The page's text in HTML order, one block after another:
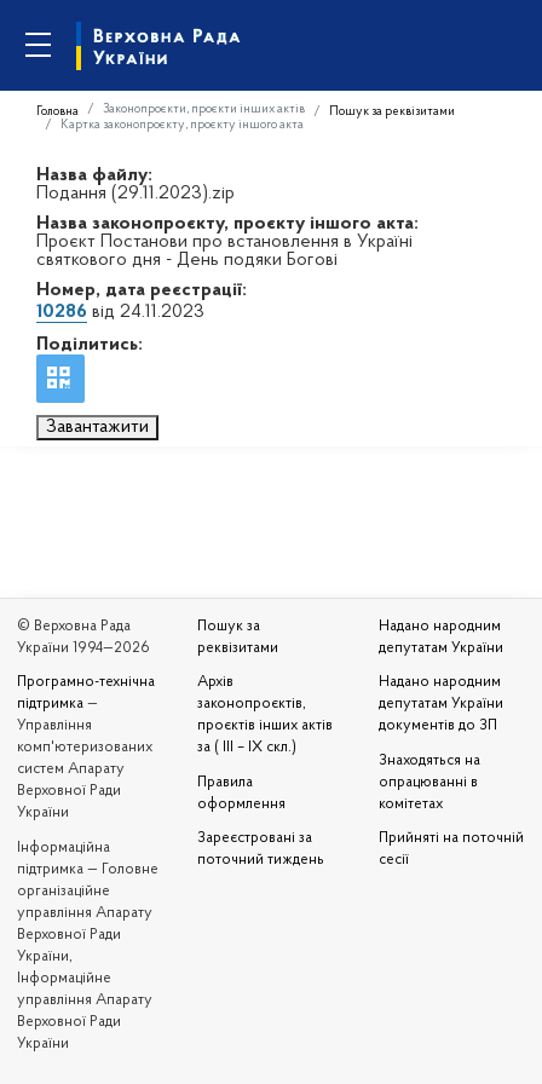
Головна Законопроєкти, проєкти інших актів
Пошук за реквізитами
Картка законопроєкту, проєкту іншого акта
Назва файлу:
Подання (29.11.2023).zip
Назва законопроєкту, проєкту іншого акта:
Проєкт Постанови про встановлення в Україні
святкового дня - День подяки Богові
Номер, дата реєстрації:
10286 від 24.11.2023
Поділитись:
Завантажити
© Верховна Рада
України 1994—2026
Програмно-технічна
підтримка —
Управління
комп'ютеризованих
систем Апарату
Верховної Ради
України
Iнформаційна
підтримка — Головне
організаційне
управління Апарату
Верховної Ради
України,
Інформаційне
управління Апарату
Верховної Ради
України
Пошук за
реквізитами
Архів
законопроєктів,
проєктів інших актів
за ( III – IX скл.)
Правила
оформлення
Зареєстровані за
поточний тиждень
Надано народним
депутатам України
Надано народним
депутатам України
документів до ЗП
Знаходяться на
опрацюванні в
комітетах
Прийняті на поточній
сесії